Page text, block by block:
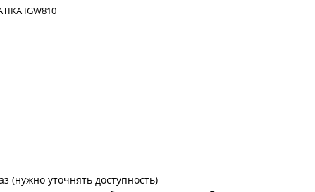
IGW810
(нужно уточнять доступность)